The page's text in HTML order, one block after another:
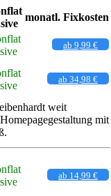
monatl. Fixkosten
ab 9,99 €
ab 34,98 €
weit
mit
ab 14,99 €